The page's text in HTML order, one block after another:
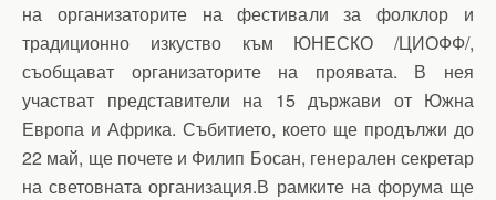
на организаторите на фестивали за фолклор и
традиционно изкуство към ЮНЕСКО /ЦИОФФ/,
съобщават организаторите на проявата. В нея
участват представители на 15 държави от Южна
Европа и Африка. Събитието, което ще продължи до
22 май, ще почете и Филип Босан, генерален секретар
на световната организация.В рамките на форума ще